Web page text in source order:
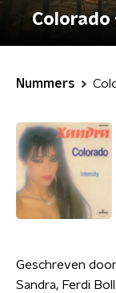
Colorado
Nummers
Geschreven
Sandra, Ferdi